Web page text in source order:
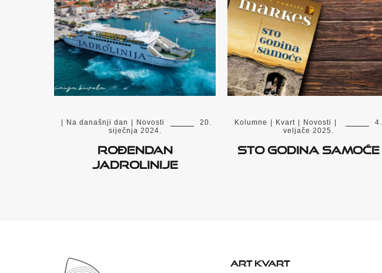
Na današnji dan Novosti
20.
siječnja 2024.
Rođendan
Jadrolinije
Kolumne Kvart Novosti
4.
veljače 2025.
Sto godina samoće
ART KVART